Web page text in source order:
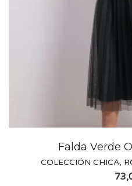
Falda Verde
COLECCIÓN CHICA,